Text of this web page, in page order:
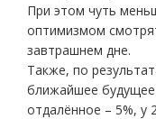
При этом чуть
оптимизмом
завтрашнем дне.
Также, по
ближайшее будущее
отдалённое – 5%, у